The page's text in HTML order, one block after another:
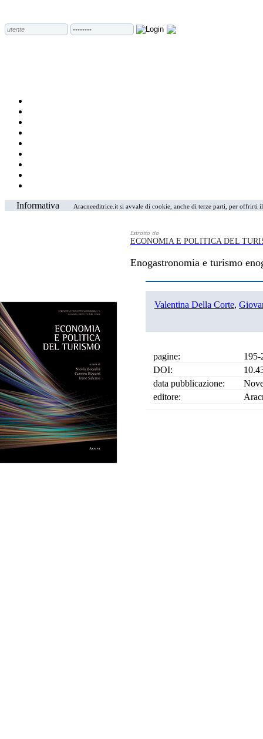
Informativa Aracneeditrice.it si avvale di cookie, anche di terze parti, per
Estratto da
ECONOMIA E POLITICA DEL
Enogastronomia e turismo
Valentina Della Corte,
pagine:
195-
DOI:
data pubblicazione:
editore: